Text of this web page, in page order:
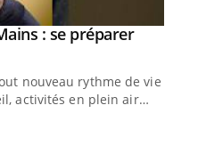
: se préparer
nouveau rythme de vie !
activités en plein air…